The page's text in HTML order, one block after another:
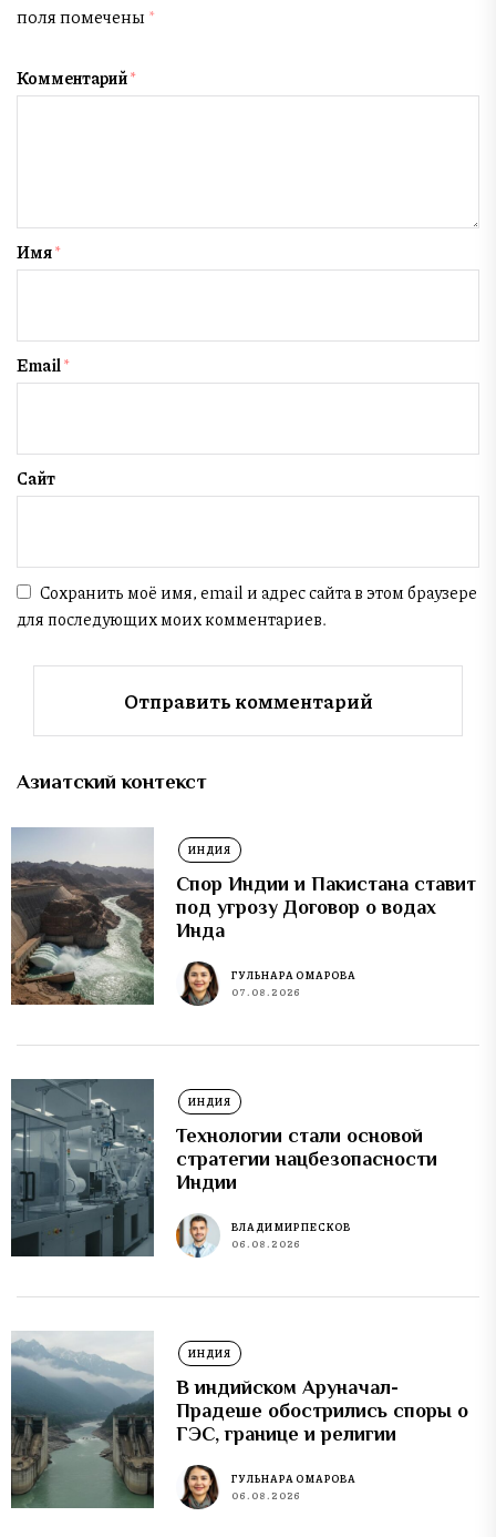
поля помечены *
Комментарий*
Имя*
Email*
Сайт
Сохранить моё имя, email и адрес сайта в этом браузере
для последующих моих комментариев.
Азиатский контекст
ИНДИЯ
Спор Индии и Пакистана ставит
под угрозу Договор о водах
Инда
ГУЛЬНАРА ОМАРОВА
07.08.2026
ИНДИЯ
Технологии стали основой
стратегии нацбезопасности
Индии
ВЛАДИМИР ПЕСКОВ
06.08.2026
ИНДИЯ
В индийском Аруначал-
Прадеше обострились споры о
ГЭС, границе и религии
ГУЛЬНАРА ОМАРОВА
06.08.2026